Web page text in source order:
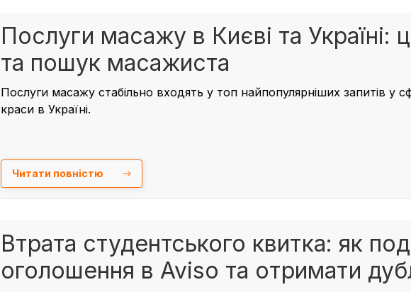
Послуги масажу в Києві та Україні:
та пошук масажиста
Послуги масажу стабільно входять у топ найпопулярніших запитів у
краси в Україні.
Читати повністю
Втрата студентського квитка: як
оголошення в Aviso та отримати